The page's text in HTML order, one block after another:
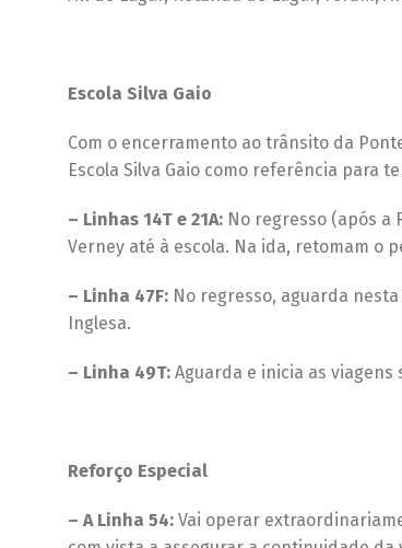
Escola Silva Gaio
Com o encerramento ao trânsito da
Escola Silva Gaio como referência para
– Linhas 14T e 21A: No regresso (após a
Verney até à escola. Na ida, retomam o
– Linha 47F: No regresso, aguarda
Inglesa.
– Linha 49T: Aguarda e inicia as
Reforço Especial
– A Linha 54: Vai operar